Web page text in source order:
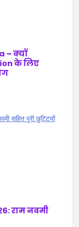
– क्यों
के लिए
राम नवमी